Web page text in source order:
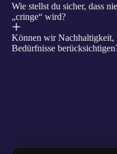
Wie stellst du sicher, dass
„cringe“ wird?
Können wir Nachhaltigkeit,
Bedürfnisse